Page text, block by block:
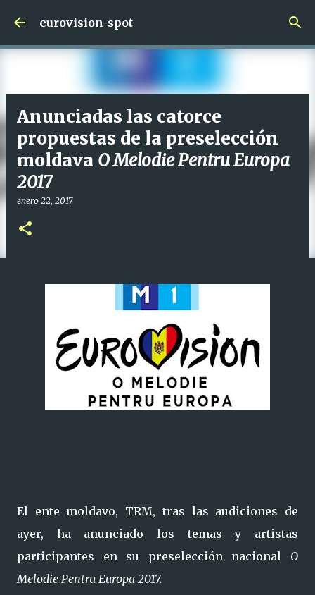
Ir al contenido principal
eurovision-spot
Anunciadas las catorce
propuestas de la preselección
moldava O Melodie Pentru Europa
2017
enero 22, 2017
El ente moldavo, TRM, tras las audiciones de
ayer, ha anunciado los temas y artistas
participantes en su preselección nacional O
Melodie Pentru Europa 2017.